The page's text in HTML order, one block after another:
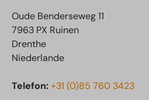
Oude Benderseweg 11
7963 PX Ruinen
Drenthe
Niederlande
Telefon:+31 (0)85 760 3423